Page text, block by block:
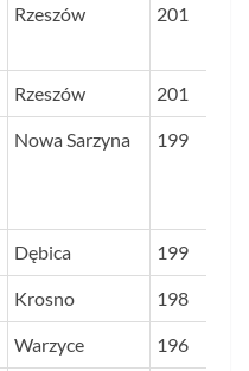
Rzeszów 201
Rzeszów 201
Nowa Sarzyna 199
Dębica 199
Krosno 198
Warzyce 196